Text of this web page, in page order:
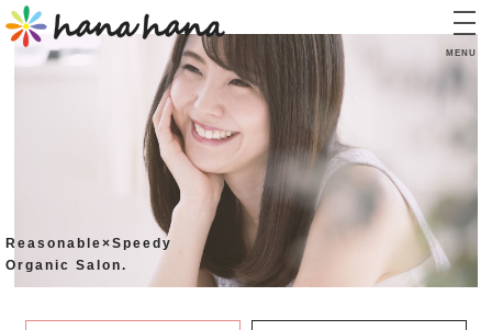
MENU
TOP
CONCEPT
コンセプト
INFORMATION
インフォメーション
Reasonable×Speedy
Organic Salon.